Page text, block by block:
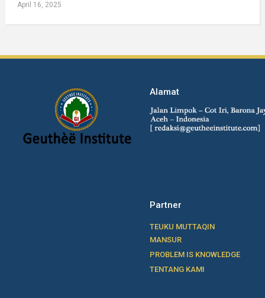
April 16, 2025
Alamat
Partner
TEUKU MUTTAQIN
MANSUR
PROBLEM IS KNOWLEDGE
TENTANG KAMI